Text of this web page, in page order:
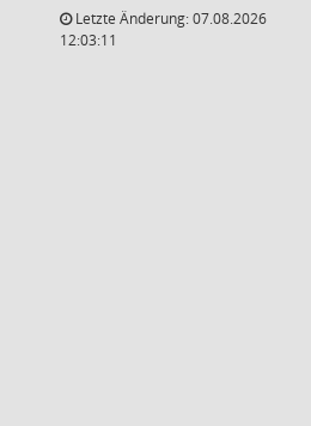
Letzte Änderung: 07.08.2026
12:03:11